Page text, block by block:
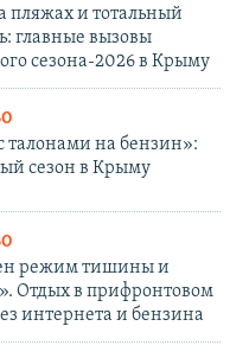
пляжах и тотальный
главные вызовы
сезона-2026 в Крыму
талонами на бензин»:
сезон в Крыму
режим тишины и
Отдых в прифронтовом
интернета и бензина